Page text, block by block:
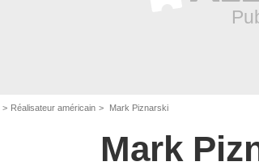
Réalisateur américain Mark Piznarski
Mark